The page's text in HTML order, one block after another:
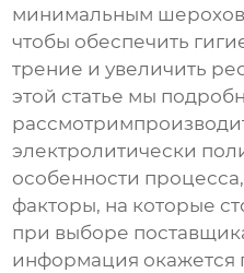
минимальным
чтобы обеспечить
трение и увеличить
этой статье мы
рассмотрим
электролитически
особенности
факторы, на которые
при выборе
информация окажется